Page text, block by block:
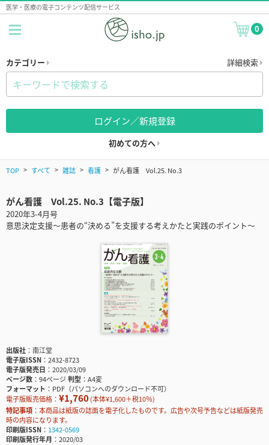
医学・医療の電子コンテンツ配信サービス
0
カテゴリー 詳細検索
ログイン／新規登録
初めての方へ
TOP すべて 雑誌 看護 がん看護 Vol.25. No.3
がん看護 Vol.25. No.3【電子版】
2020年3-4月号
意思決定支援～患者の“決める”を支援する考えかたと実践のポイント～
出版社
南江堂
電子版ISSN
2432-8723
電子版発売日
2020/03/09
ページ数
94ページ判型
A4変
フォーマット
PDF（パソコンへのダウンロード不可）
電子版販売価格： ¥1,760(本体¥1,600＋税10％)
特記事項
本商品は紙版の誌面を電子化したものです。広告や次号予告などは紙版発売
時の内容になります。
印刷版ISSN
1342-0569
印刷版発行年月
2020/03